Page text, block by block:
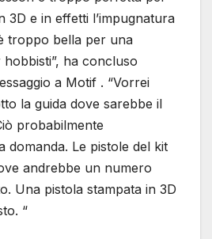
3D e in effetti l’impugnatura
troppo bella per una
ha concluso
a Motif . “Vorrei
la guida dove sarebbe il
probabilmente
domanda. Le pistole del kit
andrebbe un numero
Una pistola stampata in 3D
“